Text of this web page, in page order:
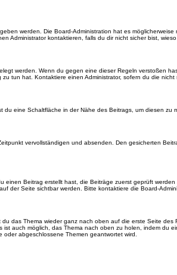
werden. Die Board-Administration hat es
Administrator kontaktieren, falls du dir nicht sicher bist,
werden. Wenn du gegen eine dieser Regeln verstoßen
tun hat. Kontaktiere einen Administrator, sofern du die nicht
eine Schaltfläche in der Nähe des Beitrags, um diesen zu
vervollständigen und absenden. Den gesicherten
Beitrag erstellt hast, die Beiträge zuerst geprüft
der Seite sichtbar werden. Bitte kontaktiere die Board-
das Thema wieder ganz nach oben auf die erste Seite
auch möglich, das Thema nach oben zu holen, indem du
abgeschlossene Themen geantwortet wird.